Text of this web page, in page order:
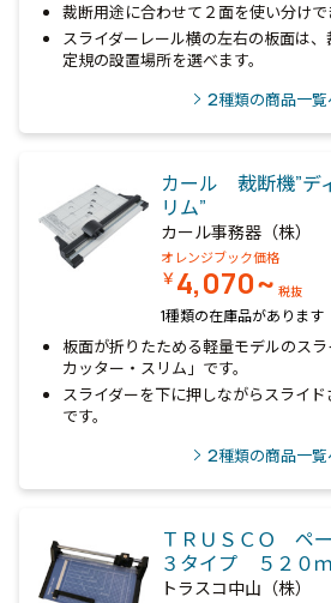
裁断用途に合わせて２面を使い分けで
スライダーレール横の左右の板面は
定規の設置場所を選べます。
2種類の商品一覧
カール 裁断機”デ
リム”
カール事務器（株）
オレンジブック価格
￥4,070~ 税抜
1種類の在庫品があります
板面が折りたためる軽量モデルのス
カッター・スリム」です。
スライダーを下に押しながらスライ
です。
2種類の商品一覧
ＴＲＵＳＣＯ ペ
３タイプ ５２０
トラスコ中山（株）